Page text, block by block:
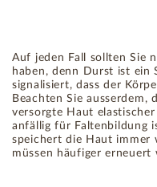
Auf jeden Fall sollten Sie
haben, denn Durst ist ein
signalisiert, dass der
Beachten Sie ausserdem,
versorgte Haut
anfällig für Faltenbildung
speichert die Haut immer
müssen häufiger erneuert